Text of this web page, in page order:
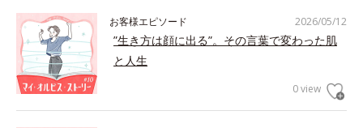
2026/05/12
お客様エピソード
”生き方は顔に出る”。その言葉で変わった肌
と人生
0 view